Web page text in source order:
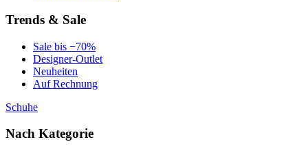
Trends & Sale
Sale bis −70%
Designer-Outlet
Neuheiten
Auf Rechnung
Schuhe
Nach Kategorie